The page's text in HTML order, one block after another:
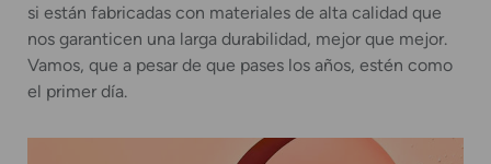
si están fabricadas con materiales de alta calidad que
nos garanticen una larga durabilidad, mejor que mejor.
Vamos, que a pesar de que pases los años, estén como
el primer día.